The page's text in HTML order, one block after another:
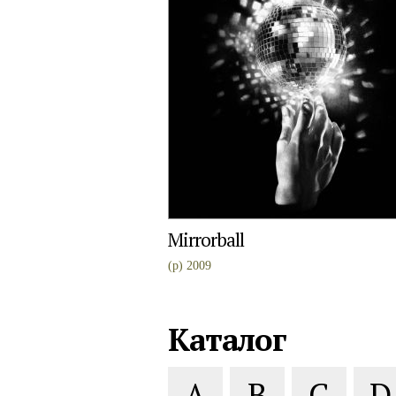
Mirrorball
(p) 2009
Каталог